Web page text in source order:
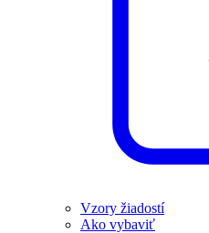
Vzory žiadostí
Ako vybaviť